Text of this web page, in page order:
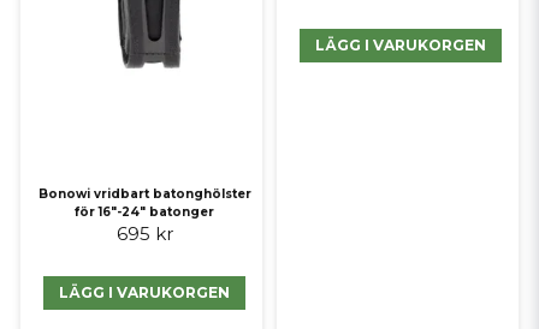
Bonowi vridbart batonghölster
för 16"-24" batonger
695 kr
LÄGG I VARUKORGEN
LÄGG I VARUKORGEN